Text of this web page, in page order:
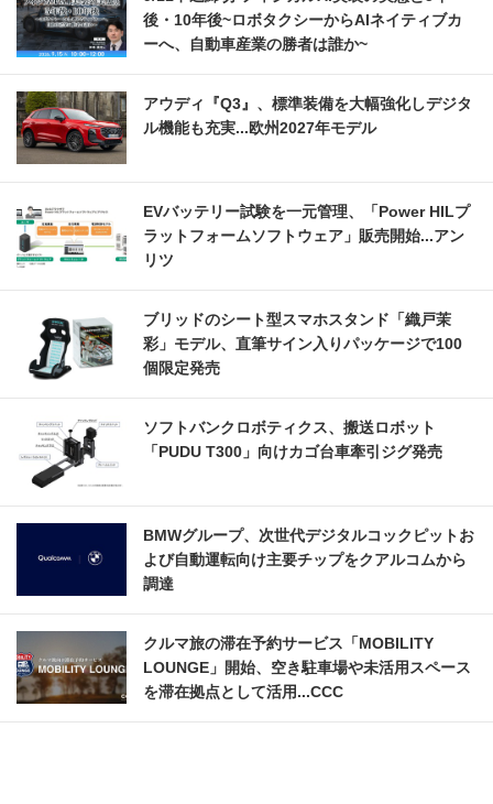
後・10年後~ロボタクシーからAIネイティブカ
ーへ、自動車産業の勝者は誰か~
アウディ『Q3』、標準装備を大幅強化しデジタ
ル機能も充実...欧州2027年モデル
EVバッテリー試験を一元管理、「Power HILプ
ラットフォームソフトウェア」販売開始...アン
リツ
ブリッドのシート型スマホスタンド「織戸茉
彩」モデル、直筆サイン入りパッケージで100
個限定発売
ソフトバンクロボティクス、搬送ロボット
「PUDU T300」向けカゴ台車牽引ジグ発売
BMWグループ、次世代デジタルコックピットお
よび自動運転向け主要チップをクアルコムから
調達
クルマ旅の滞在予約サービス「MOBILITY
LOUNGE」開始、空き駐車場や未活用スペース
を滞在拠点として活用...CCC